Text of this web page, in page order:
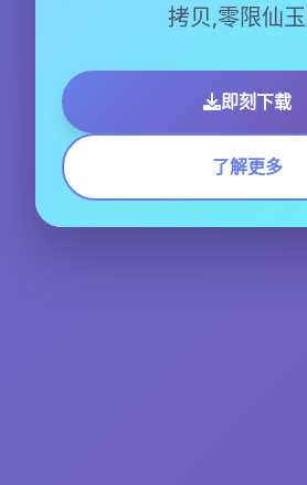
拷贝,零限仙
即刻下载
了解更多